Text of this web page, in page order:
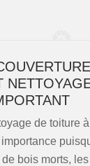
de toiture
bois morts,